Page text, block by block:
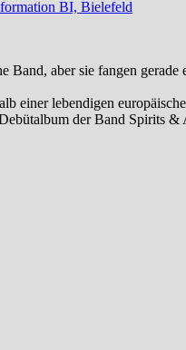
BI, Bielefeld
aber sie fangen
einer lebendigen
der Band Spirits